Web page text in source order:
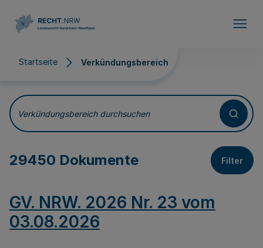
Startseite Verkündungsbereich
Verkündungsbereich
Verkündungsbereich durchsuchen
29450 Dokumente Filter
GV. NRW. 2026 Nr. 23 vom
03.08.2026